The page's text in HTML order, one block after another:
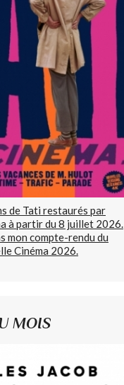
de Tati restaurés par
à partir du 8 juillet 2026.
mon compte-rendu du
Cinéma 2026.
MOIS